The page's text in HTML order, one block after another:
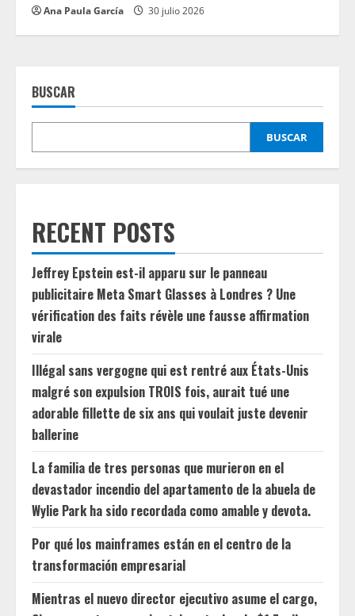
Ana Paula García 30 julio 2026
BUSCAR
BUSCAR
RECENT POSTS
Jeffrey Epstein est-il apparu sur le panneau
publicitaire Meta Smart Glasses à Londres ? Une
vérification des faits révèle une fausse affirmation
virale
Illégal sans vergogne qui est rentré aux États-Unis
malgré son expulsion TROIS fois, aurait tué une
adorable fillette de six ans qui voulait juste devenir
ballerine
La familia de tres personas que murieron en el
devastador incendio del apartamento de la abuela de
Wylie Park ha sido recordada como amable y devota.
Por qué los mainframes están en el centro de la
transformación empresarial
Mientras el nuevo director ejecutivo asume el cargo,